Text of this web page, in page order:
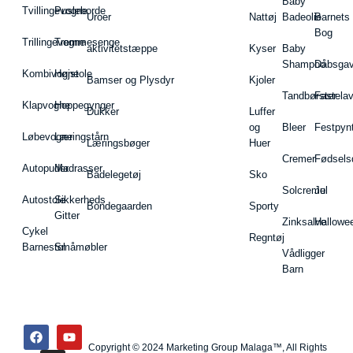
Tvillingevogne
Trillingevogne
Kombivogne
Klapvogne
Løbevogne
Autopuder
Autostole
Cykel
Barnestol
Pusleborde
Tremmesenge
Højstole
Hoppegynger
Læringstårn
Madrasser
Sikkerheds
Gitter
Småmøbler
Uroer
aktivitetstæppe
Bamser og Plysdyr
Dukker
Læringsbøger
Badelegetøj
Bondegaarden
Nattøj
Kyser
Kjoler
Luffer
og
Huer
Sko
Sporty
Regntøj
Badeolie
Baby
Shampoo
Tandbørster
Bleer
Cremer
Solcreme
Zinksalve
Vådligger
Barn
Barnets
Bog
Jul
Copyright © 2024 Marketing Group Malaga™, All Rights